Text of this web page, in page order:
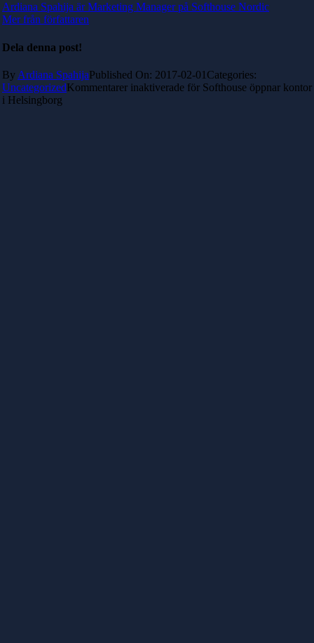
Ardiana Spahija är Marketing Manager på Softhouse Nordic
Mer från författaren
Dela denna post!
By Ardiana SpahijaPublished On: 2017-02-01 Categories:
UncategorizedKommentarer inaktiverade för Softhouse öppnar kontor
i Helsingborg